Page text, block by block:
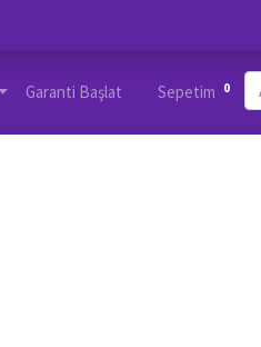
Garanti Başlat Sepetim 0